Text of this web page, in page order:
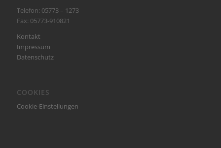
Telefon: 05773 – 1273
Fax: 05773-910821
Kontakt
Impressum
Datenschutz
COOKIES
Cookie-Einstellungen